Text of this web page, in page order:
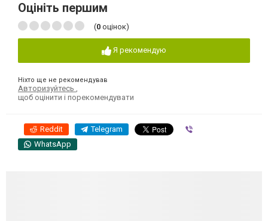
Оцініть першим
(0 оцінок)
Я рекомендую
Ніхто ще не рекомендував
Авторизуйтесь
щоб оцінити і порекомендувати
Reddit Telegram
WhatsApp